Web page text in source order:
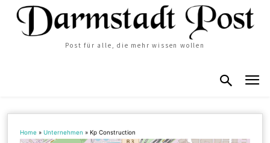
Post für alle, die mehr wissen wollen
Home »Unternehmen »Kp Construction